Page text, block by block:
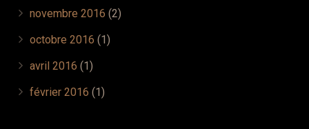
novembre 2016 (2)
octobre 2016 (1)
avril 2016 (1)
février 2016 (1)